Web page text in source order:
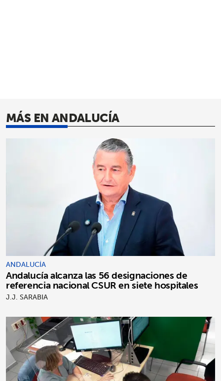
MÁS EN ANDALUCÍA
ANDALUCÍA
Andalucía alcanza las 56 designaciones de
referencia nacional CSUR en siete hospitales
J.J. SARABIA